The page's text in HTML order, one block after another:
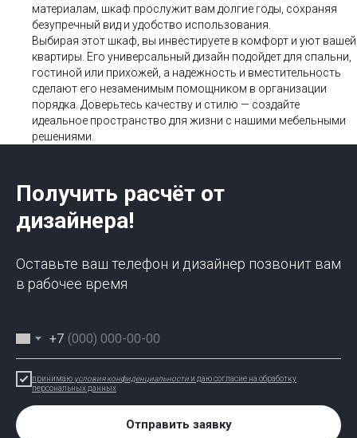
материалам, шкаф прослужит вам долгие годы, сохраняя
безупречный вид и удобство использования.
Выбирая этот шкаф, вы инвестируете в комфорт и уют вашей
квартиры. Его универсальный дизайн подойдет для спальни,
гостиной или прихожей, а надежность и вместительность
сделают его незаменимым помощником в организации
порядка. Доверьтесь качеству и стилю — создайте
идеальное пространство для жизни с нашими мебельными
решениями.
Получить расчёт от
дизайнера!
Оставьте ваш телефон и дизайнер позвонит вам
в рабочее время
+7
принимаю условия конфиденциальности и даю согласие на обработку
персональных данных
Отправить заявку